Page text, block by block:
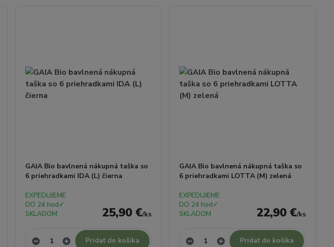
GAIA Bio bavlnená nákupná taška so
6 priehradkami IDA (L) čierna
25,90 €/ks
EXPEDUJEME
DO 24 hod✓
SKLADOM
Pridať do košíka
GAIA Bio bavlnená nákupná taška so
6 priehradkami LOTTA (M) zelená
22,90 €/ks
EXPEDUJEME
DO 24 hod✓
SKLADOM
Pridať do košíka